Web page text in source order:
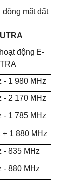
động mặt đất
động E-
- 1 980 MHz
- 2 170 MHz
- 1 785 MHz
÷ 1 880 MHz
- 835 MHz
- 880 MHz